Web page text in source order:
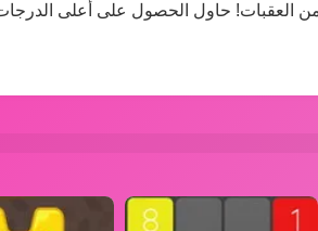
العقبات! حاول الحصول على أعلى